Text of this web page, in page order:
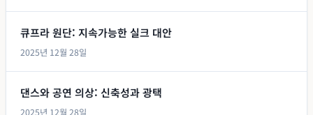
큐프라 원단: 지속가능한 실크 대안
2025년 12월 28일
댄스와 공연 의상: 신축성과 광택
2025년 12월 28일